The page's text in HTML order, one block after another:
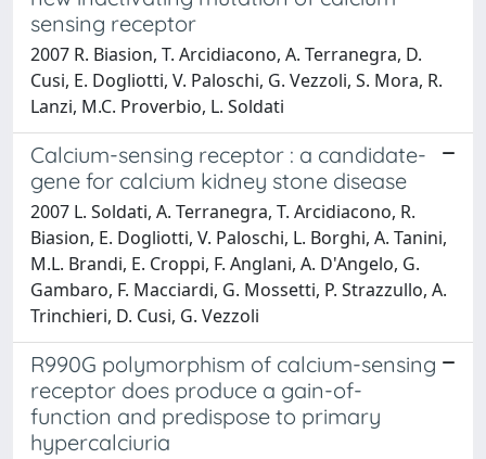
sensing receptor
2007 R. Biasion, T. Arcidiacono, A. Terranegra, D.
Cusi, E. Dogliotti, V. Paloschi, G. Vezzoli, S. Mora, R.
Lanzi, M.C. Proverbio, L. Soldati
Calcium-sensing receptor : a candidate-
gene for calcium kidney stone disease
2007 L. Soldati, A. Terranegra, T. Arcidiacono, R.
Biasion, E. Dogliotti, V. Paloschi, L. Borghi, A. Tanini,
M.L. Brandi, E. Croppi, F. Anglani, A. D'Angelo, G.
Gambaro, F. Macciardi, G. Mossetti, P. Strazzullo, A.
Trinchieri, D. Cusi, G. Vezzoli
R990G polymorphism of calcium-sensing
receptor does produce a gain-of-
function and predispose to primary
hypercalciuria